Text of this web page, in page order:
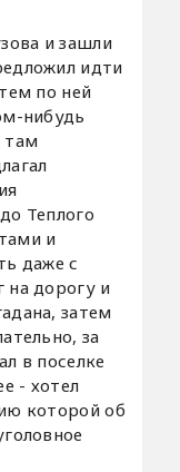
и зашли
идти
по ней
нибудь
там
Теплого
и
даже с
на дорогу и
затем
за
в поселке
- хотел
которой об